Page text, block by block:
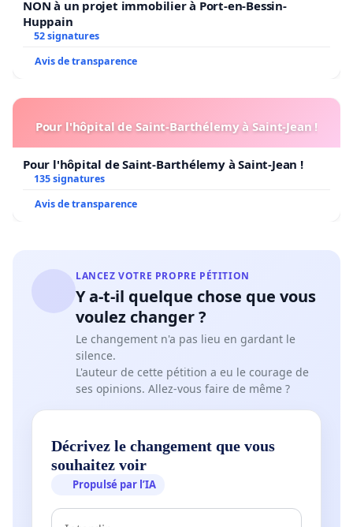
NON à un projet immobilier à Port-en-Bessin-
Huppain
52 signatures
Avis de transparence
Pour l'hôpital de Saint-Barthélemy à Saint-Jean !
Pour l'hôpital de Saint-Barthélemy à Saint-Jean !
135 signatures
Avis de transparence
LANCEZ VOTRE PROPRE PÉTITION
Y a-t-il quelque chose que vous
voulez changer ?
Le changement n'a pas lieu en gardant le
silence.
L'auteur de cette pétition a eu le courage de
ses opinions. Allez-vous faire de même ?
Décrivez le changement que vous
souhaitez voir
Propulsé par l’IA